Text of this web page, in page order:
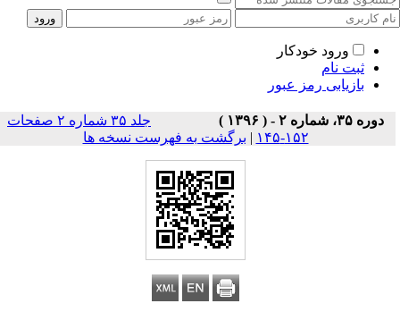
ورود خودکار
ثبت نام
بازیابی رمز عبور
دوره ۳۵، شماره ۲ - ( ۱۳۹۶ )
جلد ۳۵ شماره ۲ صفحات
۱۵۲-۱۴۵
| برگشت به فهرست نسخه ها